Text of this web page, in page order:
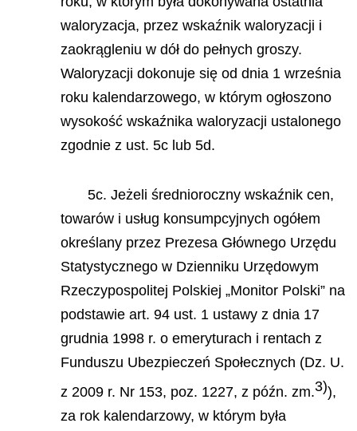
waloryzacja, przez wskaźnik waloryzacji i
zaokrągleniu w dół do pełnych groszy.
Waloryzacji dokonuje się od dnia 1 września
roku kalendarzowego, w którym ogłoszono
wysokość wskaźnika waloryzacji ustalonego
zgodnie z ust. 5c lub 5d.
5c. Jeżeli średnioroczny wskaźnik cen,
towarów i usług konsumpcyjnych ogółem
określany przez Prezesa Głównego Urzędu
Statystycznego w Dzienniku Urzędowym
Rzeczypospolitej Polskiej „Monitor Polski” na
podstawie art. 94 ust. 1 ustawy z dnia 17
grudnia 1998 r. o emeryturach i rentach z
Funduszu Ubezpieczeń Społecznych (Dz. U.
z 2009 r. Nr 153, poz. 1227, z późn. zm.3)),
za rok kalendarzowy, w którym była